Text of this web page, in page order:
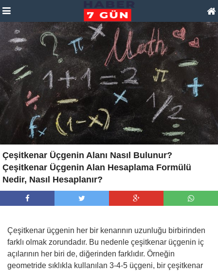
Çeşitkenar Üçgenin Alanı Nasıl Bulunur?
Çeşitkenar Üçgenin Alan Hesaplama Formülü
Nedir, Nasıl Hesaplanır?
Çeşitkenar üçgenin her bir kenarının uzunluğu birbirinden
farklı olmak zorundadır. Bu nedenle çeşitkenar üçgenin iç
açılarının her biri de, diğerinden farklıdır. Örneğin
geometride sıklıkla kullanılan 3-4-5 üçgeni, bir çeşitkenar